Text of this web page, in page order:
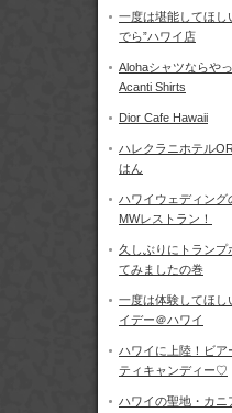
一度は堪能してほし
でら”ハワイ店
Alohaシャツならや
Acanti Shirts
Dior Cafe Hawaii
ハレクラニホテル
はん
ハワイウェディング
MWレストラン！
久しぶりにトランプ
てみましたの巻
一度は体験してほし
イデー＠ハワイ
ハワイに上陸！ビア
ティキャンディー♡
ハワイの聖地・カニ